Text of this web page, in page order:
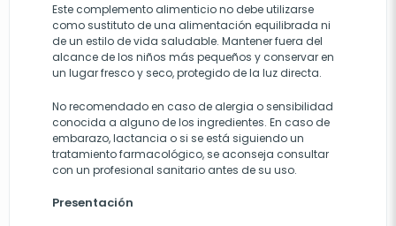
Este complemento alimenticio no debe utilizarse
como sustituto de una alimentación equilibrada ni
de un estilo de vida saludable. Mantener fuera del
alcance de los niños más pequeños y conservar en
un lugar fresco y seco, protegido de la luz directa.
No recomendado en caso de alergia o sensibilidad
conocida a alguno de los ingredientes. En caso de
embarazo, lactancia o si se está siguiendo un
tratamiento farmacológico, se aconseja consultar
con un profesional sanitario antes de su uso.
Presentación